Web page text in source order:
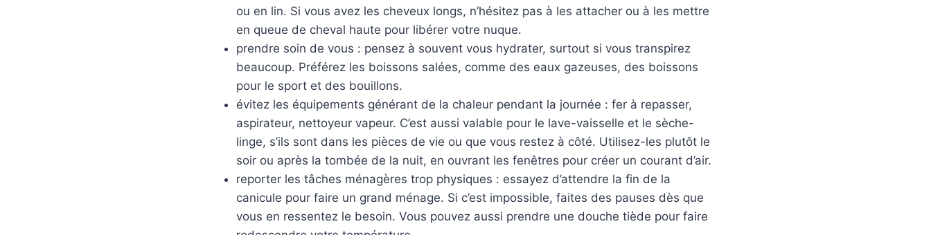
ou en lin. Si vous avez les cheveux longs, n’hésitez pas à les attacher ou à les mettre
en queue de cheval haute pour libérer votre nuque.
prendre soin de vous : pensez à souvent vous hydrater, surtout si vous transpirez
beaucoup. Préférez les boissons salées, comme des eaux gazeuses, des boissons
pour le sport et des bouillons.
évitez les équipements générant de la chaleur pendant la journée : fer à repasser,
aspirateur, nettoyeur vapeur. C’est aussi valable pour le lave-vaisselle et le sèche-
linge, s’ils sont dans les pièces de vie ou que vous restez à côté. Utilisez-les plutôt le
soir ou après la tombée de la nuit, en ouvrant les fenêtres pour créer un courant d’air.
reporter les tâches ménagères trop physiques : essayez d’attendre la fin de la
canicule pour faire un grand ménage. Si c’est impossible, faites des pauses dès que
vous en ressentez le besoin. Vous pouvez aussi prendre une douche tiède pour faire